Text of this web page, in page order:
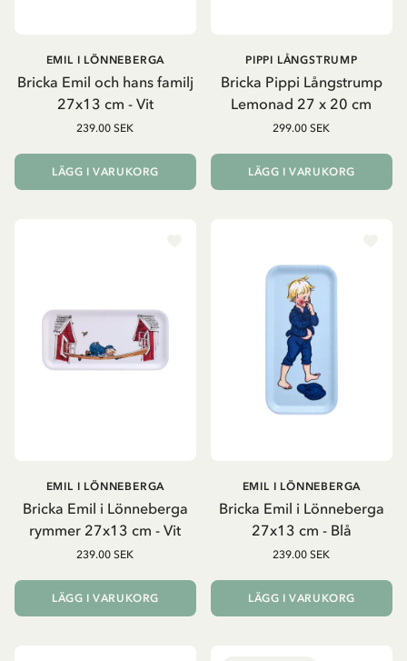
Bricka Emil och hans familj
27x13 cm - Vit
EMIL I LÖNNEBERGA
239.00 SEK
LÄGG I VARUKORG
Bricka Pippi Långstrump
Lemonad 27 x 20 cm
PIPPI LÅNGSTRUMP
299.00 SEK
LÄGG I VARUKORG
Bricka Emil i Lönneberga
rymmer 27x13 cm - Vit
EMIL I LÖNNEBERGA
239.00 SEK
LÄGG I VARUKORG
Bricka Emil i Lönneberga
27x13 cm - Blå
EMIL I LÖNNEBERGA
239.00 SEK
LÄGG I VARUKORG